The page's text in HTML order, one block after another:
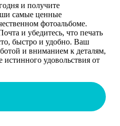
и получите
самые ценные
фотоальбоме.
и убедитесь, что печать
быстро и удобно. Ваш
и вниманием к деталям,
истинного удовольствия от